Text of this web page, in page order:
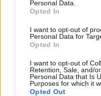
Personal Data.
Opted In
I want to opt-out of
Personal Data for
Opted In
I want to opt-out of
Retention, Sale, and/
Personal Data that Is
Purposes for which it
Opted Out